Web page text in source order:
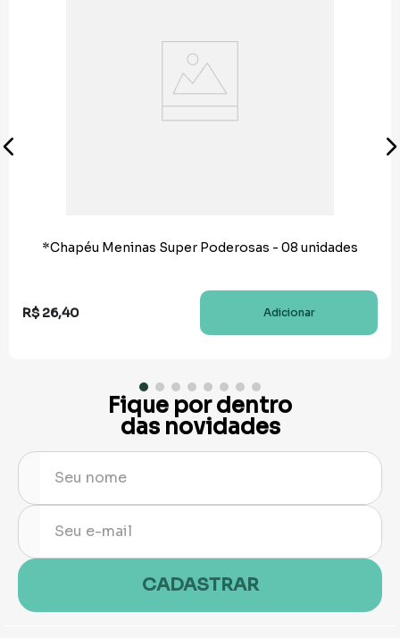
*Chapéu Meninas Super Poderosas - 08 unidades
R$ 26,40 Adicionar
Fique por dentro
das novidades
CADASTRAR